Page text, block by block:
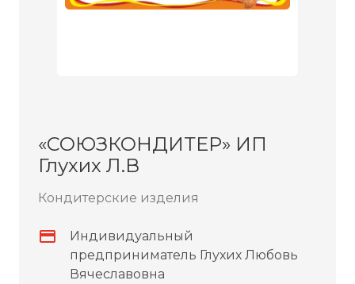
«СОЮЗКОНДИТЕР» ИП
Глухих Л.В
Кондитерские изделия
Индивидуальный
предприниматель Глухих Любовь
Вячеславовна